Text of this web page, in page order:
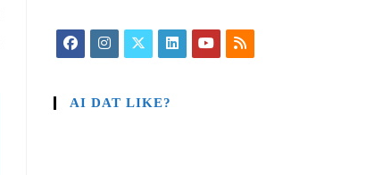
AI DAT LIKE?